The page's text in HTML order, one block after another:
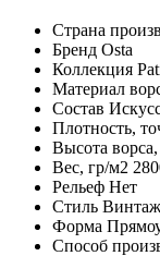
Страна
Бренд Osta
Коллекция
Материал
Состав
Плотность,
Высота ворса,
Вес, гр/м2
Рельеф Нет
Стиль
Форма
Способ